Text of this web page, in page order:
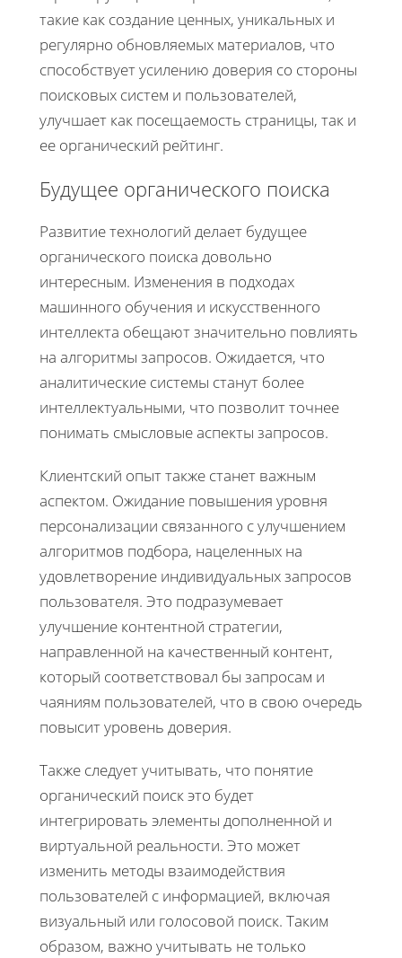
такие как создание ценных, уникальных и
регулярно обновляемых материалов, что
способствует усилению доверия со стороны
поисковых систем и пользователей,
улучшает как посещаемость страницы, так и
ее органический рейтинг.
Будущее органического поиска
Развитие технологий делает будущее
органического поиска довольно
интересным. Изменения в подходах
машинного обучения и искусственного
интеллекта обещают значительно повлиять
на алгоритмы запросов. Ожидается, что
аналитические системы станут более
интеллектуальными, что позволит точнее
понимать смысловые аспекты запросов.
Клиентский опыт также станет важным
аспектом. Ожидание повышения уровня
персонализации связанного с улучшением
алгоритмов подбора, нацеленных на
удовлетворение индивидуальных запросов
пользователя. Это подразумевает
улучшение контентной стратегии,
направленной на качественный контент,
который соответствовал бы запросам и
чаяниям пользователей, что в свою очередь
повысит уровень доверия.
Также следует учитывать, что понятие
органический поиск это будет
интегрировать элементы дополненной и
виртуальной реальности. Это может
изменить методы взаимодействия
пользователей с информацией, включая
визуальный или голосовой поиск. Таким
образом, важно учитывать не только